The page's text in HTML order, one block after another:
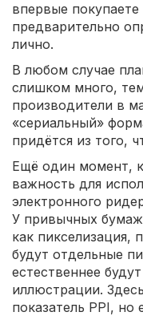
впервые
предварительно
лично.
В любом случае
слишком много,
производители в
«сериальный»
придётся из того,
Ещё один момент,
важность для
электронного
У привычных
как пикселизация,
будут отдельные
естественнее
иллюстрации.
показатель PPI, но